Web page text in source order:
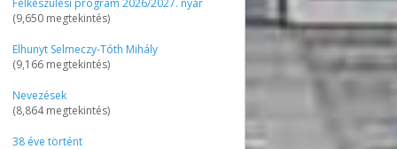
Felkészülési program 2026/2027. nyár
(9,650 megtekintés)
Elhunyt Selmeczy-Tóth Mihály
(9,166 megtekintés)
Nevezések
(8,864 megtekintés)
38 éve történt